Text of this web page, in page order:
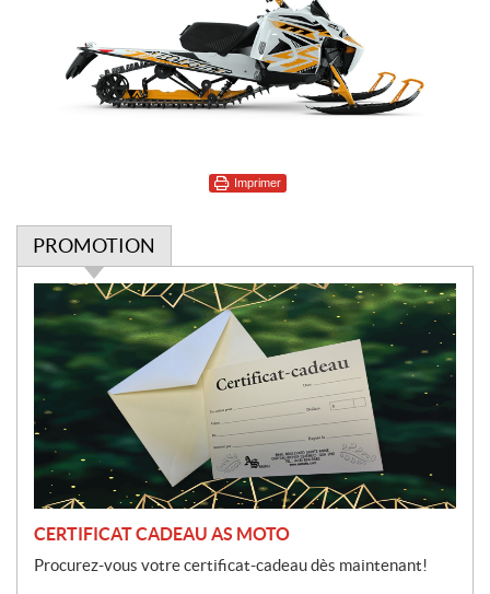
Imprimer
PROMOTION
r
o
m
o
t
i
o
n
CERTIFICAT CADEAU AS MOTO
Procurez-vous votre certificat-cadeau dès maintenant!